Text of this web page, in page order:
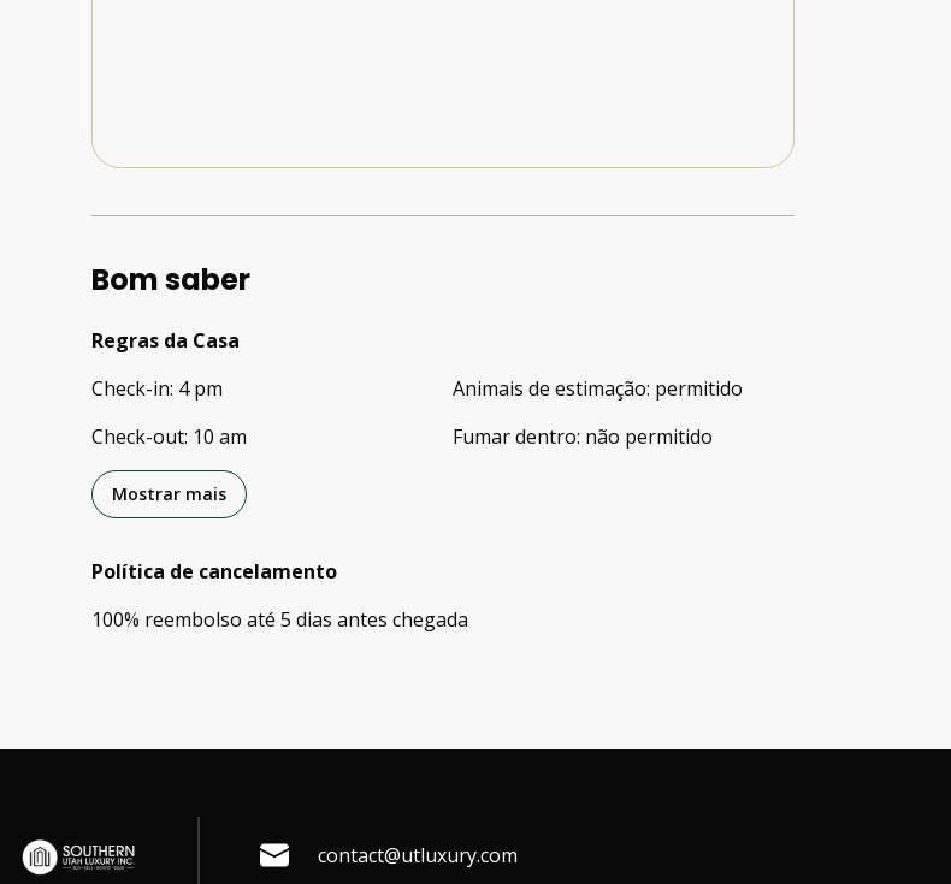
Bom saber
Regras da Casa
Check-in: 4 pm
Check-out: 10 am
Animais de estimação: permitido
Fumar dentro: não permitido
Mostrar mais
Política de cancelamento
100% reembolso até 5 dias antes chegada
contact@utluxury.com